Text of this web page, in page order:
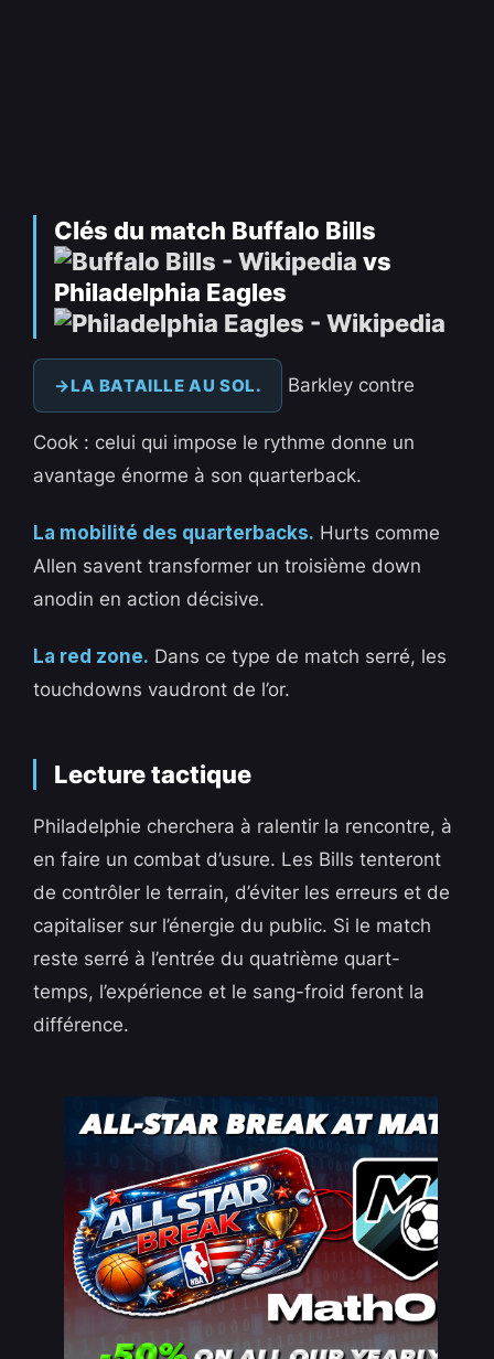
Clés du match Buffalo Bills
vs
Philadelphia Eagles
LA BATAILLE AU SOL. Barkley contre
Cook : celui qui impose le rythme donne un
avantage énorme à son quarterback.
La mobilité des quarterbacks. Hurts comme
Allen savent transformer un troisième down
anodin en action décisive.
La red zone. Dans ce type de match serré, les
touchdowns vaudront de l’or.
Lecture tactique
Philadelphie cherchera à ralentir la rencontre, à
en faire un combat d’usure. Les Bills tenteront
de contrôler le terrain, d’éviter les erreurs et de
capitaliser sur l’énergie du public. Si le match
reste serré à l’entrée du quatrième quart-
temps, l’expérience et le sang-froid feront la
différence.